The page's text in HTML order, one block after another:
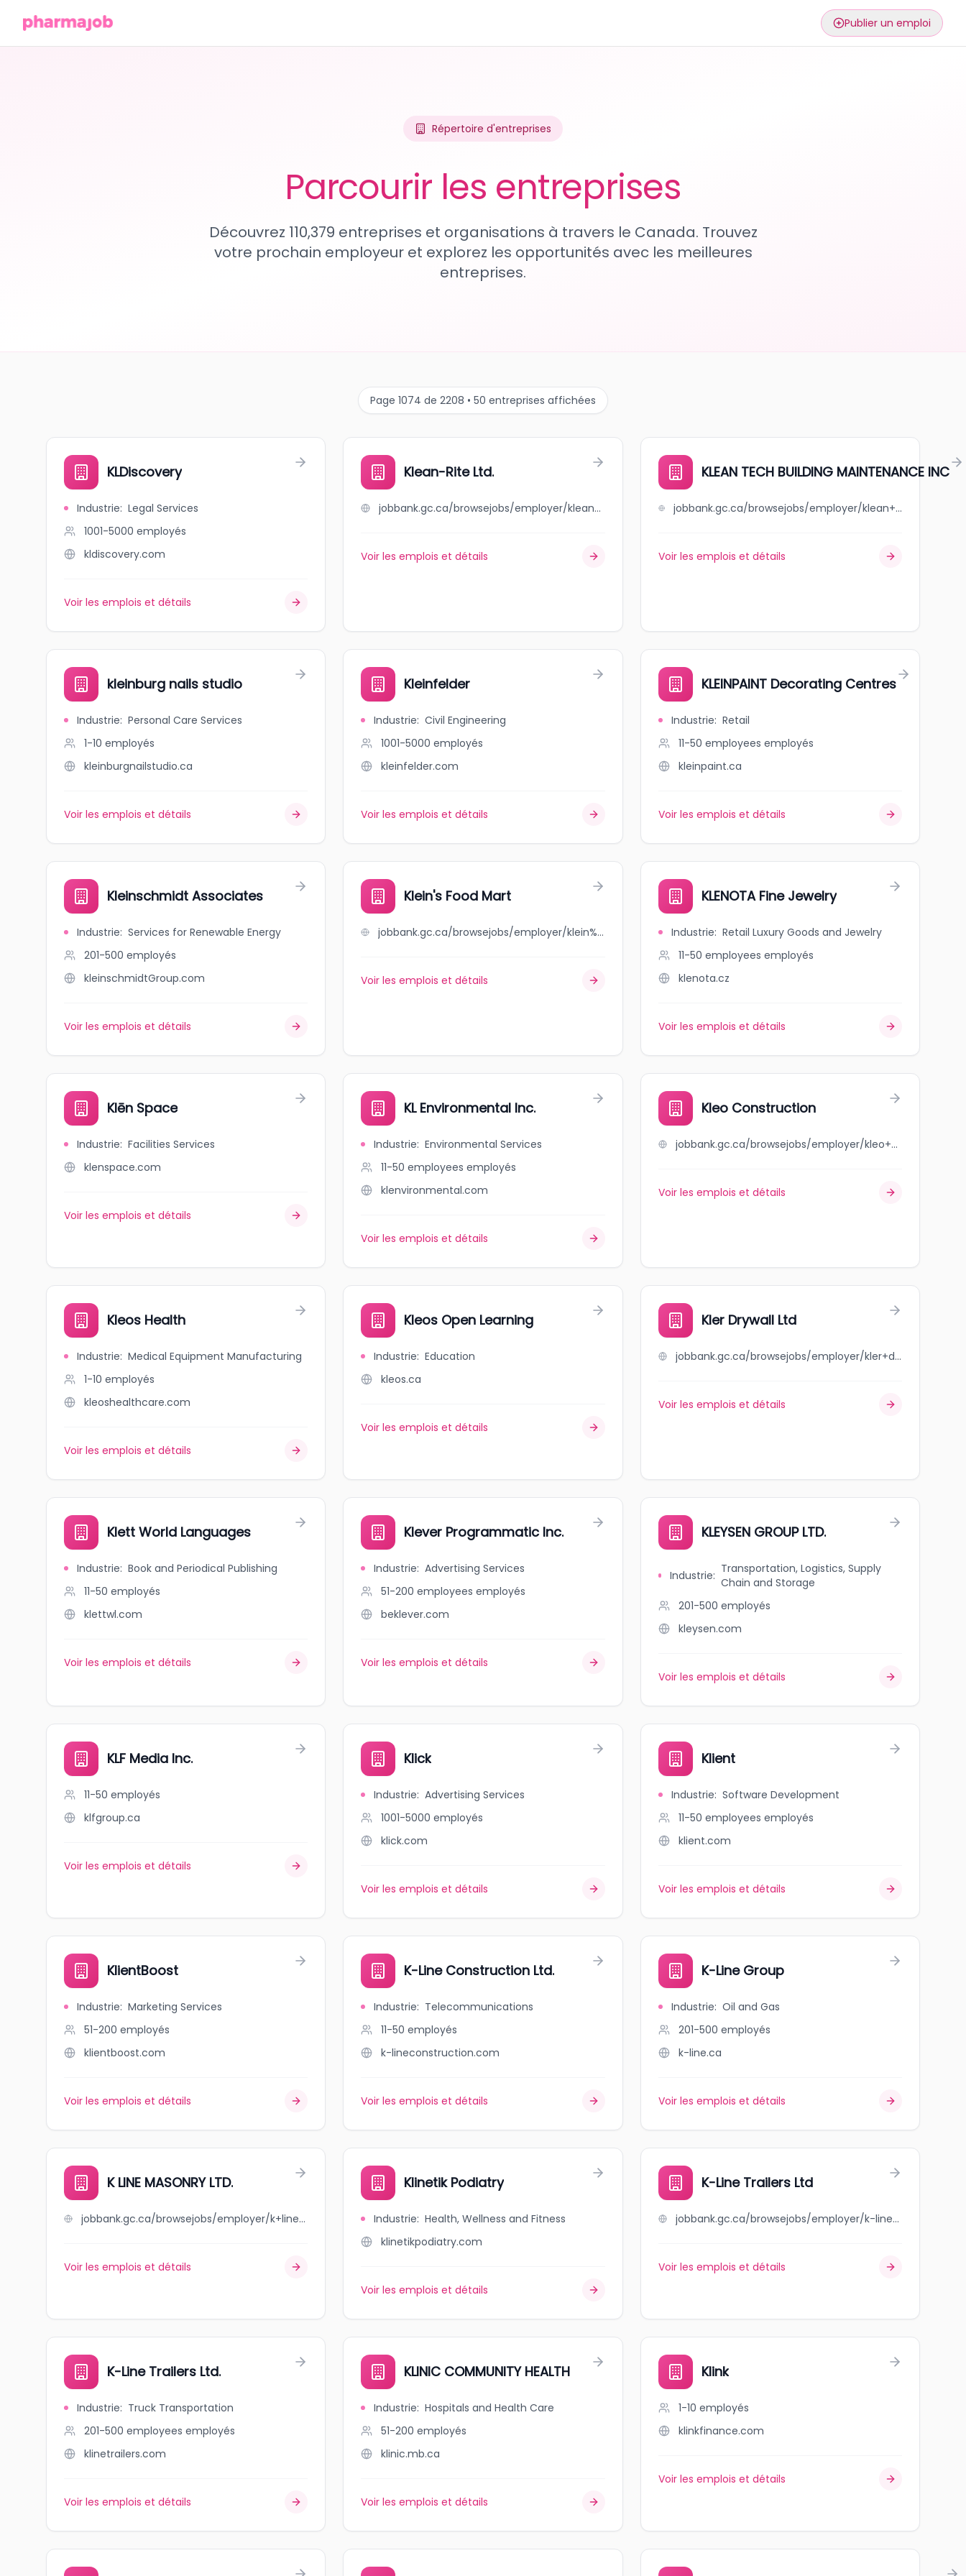
Publier un emploi
Répertoire d'entreprises
Parcourir les entreprises
Découvrez 110,379 entreprises et organisations à travers le Canada. Trouvez
votre prochain employeur et explorez les opportunités avec les meilleures
entreprises.
Page 1074 de 2208 • 50 entreprises affichées
KLDiscovery
Industrie: Legal Services
1001-5000 employés
kldiscovery.com
Voir les emplois et détails
Klean-Rite Ltd.
jobbank.gc.ca/browsejobs/employer/klean-rite+ltd./ca
Voir les emplois et détails
KLEAN TECH BUILDING MAINTENANCE INC
jobbank.gc.ca/browsejobs/employer/klean+tech+building+maintenance+inc/ca
Voir les emplois et détails
kleinburg nails studio
Industrie: Personal Care Services
1-10 employés
kleinburgnailstudio.ca
Voir les emplois et détails
Kleinfelder
Industrie: Civil Engineering
1001-5000 employés
kleinfelder.com
Voir les emplois et détails
KLEINPAINT Decorating Centres
Industrie: Retail
11-50 employees employés
kleinpaint.ca
Voir les emplois et détails
Kleinschmidt Associates
Industrie: Services for Renewable Energy
201-500 employés
kleinschmidtGroup.com
Voir les emplois et détails
Klein's Food Mart
jobbank.gc.ca/browsejobs/employer/klein%27s+food+mart/ca
Voir les emplois et détails
KLENOTA Fine Jewelry
Industrie: Retail Luxury Goods and Jewelry
11-50 employees employés
klenota.cz
Voir les emplois et détails
Klēn Space
Industrie: Facilities Services
klenspace.com
Voir les emplois et détails
KL Environmental Inc.
Industrie: Environmental Services
11-50 employees employés
klenvironmental.com
Voir les emplois et détails
Kleo Construction
jobbank.gc.ca/browsejobs/employer/kleo+construction/ca
Voir les emplois et détails
Kleos Health
Industrie: Medical Equipment Manufacturing
1-10 employés
kleoshealthcare.com
Voir les emplois et détails
Kleos Open Learning
Industrie: Education
kleos.ca
Voir les emplois et détails
Kler Drywall Ltd
jobbank.gc.ca/browsejobs/employer/kler+drywall+ltd/ca
Voir les emplois et détails
Klett World Languages
Industrie: Book and Periodical Publishing
11-50 employés
klettwl.com
Voir les emplois et détails
Klever Programmatic Inc.
Industrie: Advertising Services
51-200 employees employés
beklever.com
Voir les emplois et détails
KLEYSEN GROUP LTD.
Industrie: Transportation, Logistics, Supply
Chain and Storage
201-500 employés
kleysen.com
Voir les emplois et détails
KLF Media Inc.
11-50 employés
klfgroup.ca
Voir les emplois et détails
Klick
Industrie: Advertising Services
1001-5000 employés
klick.com
Voir les emplois et détails
Klient
Industrie: Software Development
11-50 employees employés
klient.com
Voir les emplois et détails
KlientBoost
Industrie: Marketing Services
51-200 employés
klientboost.com
Voir les emplois et détails
K-Line Construction Ltd.
Industrie: Telecommunications
11-50 employés
k-lineconstruction.com
Voir les emplois et détails
K-Line Group
Industrie: Oil and Gas
201-500 employés
k-line.ca
Voir les emplois et détails
K LINE MASONRY LTD.
jobbank.gc.ca/browsejobs/employer/k+line+masonry+ltd./ca
Voir les emplois et détails
Klinetik Podiatry
Industrie: Health, Wellness and Fitness
klinetikpodiatry.com
Voir les emplois et détails
K-Line Trailers Ltd
jobbank.gc.ca/browsejobs/employer/k-line+trailers+ltd/ca
Voir les emplois et détails
K-Line Trailers Ltd.
Industrie: Truck Transportation
201-500 employees employés
klinetrailers.com
Voir les emplois et détails
KLINIC COMMUNITY HEALTH
Industrie: Hospitals and Health Care
51-200 employés
klinic.mb.ca
Voir les emplois et détails
Klink
1-10 employés
klinkfinance.com
Voir les emplois et détails